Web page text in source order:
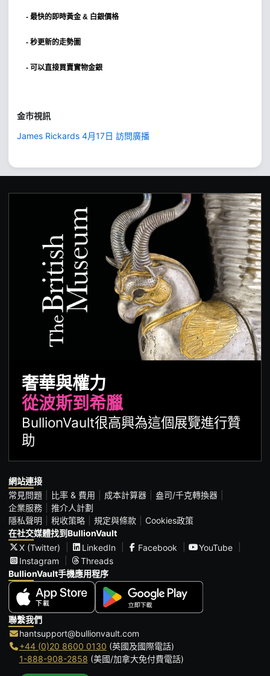
- 最快的即時黃金 & 白銀價格
- 秒更新的走勢圖
- 可以直接買賣實物金銀
金市視訊
James Rickards 4月17日 訪問廣播
奢華與權力
從波斯到希臘
BullionVault很高興為這個展覽進行贊
助
網站連接
常見問題
比率 & 費用 成本計算器
盎司/千克轉換器
企業服務
推介人計劃
隱私聲明
稅收策略 規定與條款
Cookies政策
在社交媒體找到BullionVault
X (Twitter)
LinkedIn Facebook
YouTube
Instagram
Threads
BullionVault手機應用程序
聯繫我們
hantsupport@bullionvault.com
+44 (0)20 8600 0130 (英國及國際電話)
1-888-908-2858 (美國/加拿大免付費電話)